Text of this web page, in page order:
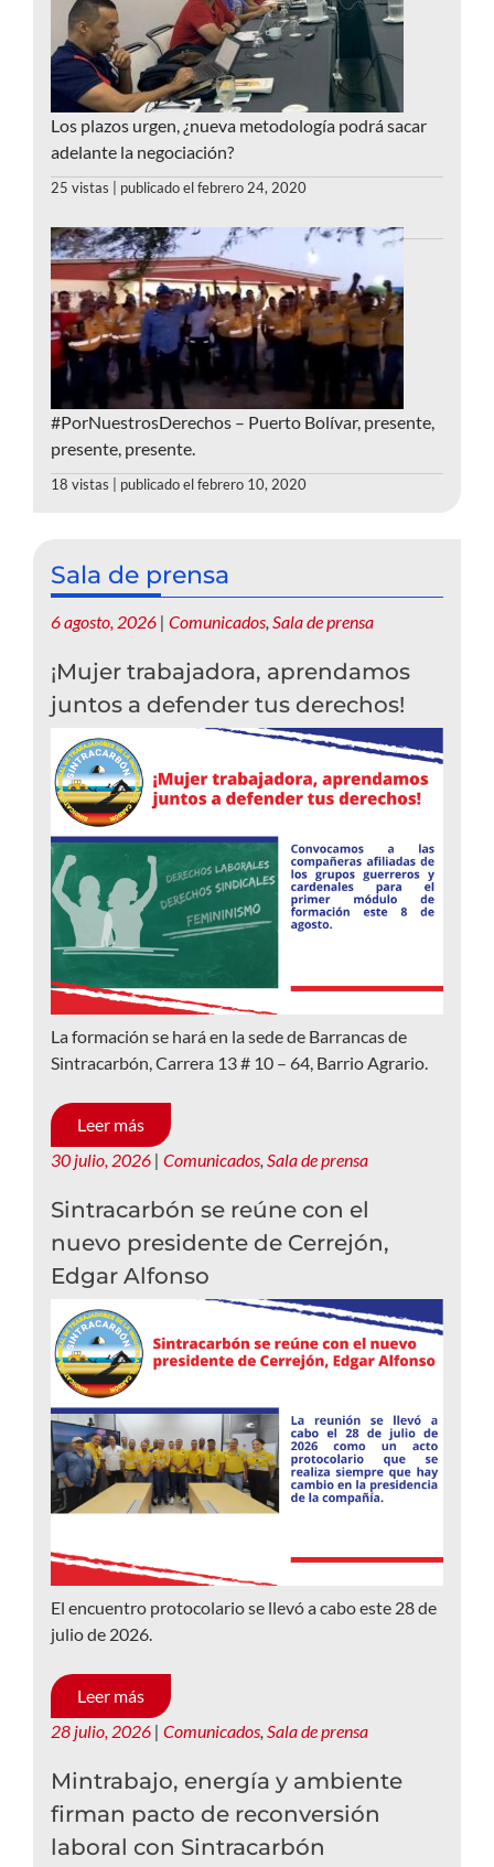
Los plazos urgen, ¿nueva metodología podrá sacar
adelante la negociación?
25 vistas publicado el febrero 24, 2020
#PorNuestrosDerechos – Puerto Bolívar, presente,
presente, presente.
18 vistas publicado el febrero 10, 2020
Sala de prensa
6 agosto, 2026 | Comunicados, Sala de prensa
¡Mujer trabajadora, aprendamos
juntos a defender tus derechos!
La formación se hará en la sede de Barrancas de
Sintracarbón, Carrera 13 # 10 – 64, Barrio Agrario.
Leer más
30 julio, 2026 | Comunicados, Sala de prensa
Sintracarbón se reúne con el
nuevo presidente de Cerrejón,
Edgar Alfonso
El encuentro protocolario se llevó a cabo este 28 de
julio de 2026.
Leer más
28 julio, 2026 | Comunicados Sala de prensa
Mintrabajo, energía y ambiente
firman pacto de reconversión
laboral con Sintracarbón